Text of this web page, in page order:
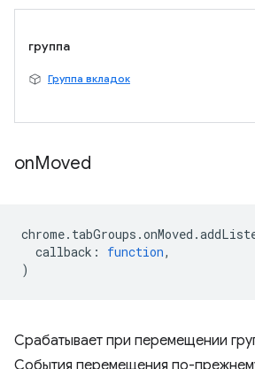
группа
Группа вкладок
onMoved
chrome. tabGroups .onMoved .
callback : function,
)
Срабатывает при перемещении
События перемещения по-